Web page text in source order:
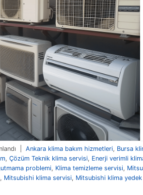
Ankara klima bakım hizmetleri, Bursa
,Çözüm Teknik klima servisi, Enerji verimli
problemi, Klima temizleme servisi,
, Mitsubishi klima servisi, Mitsubishi klima